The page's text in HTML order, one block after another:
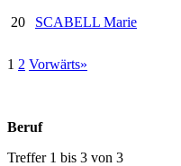
20 SCABELL Marie
1 2 Vorwärts»
Beruf
Treffer 1 bis 3 von 3